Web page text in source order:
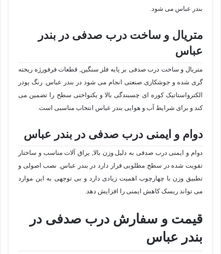
بندر عباس می شود.
متریال و ساخت درب صدفی در بندر
عباس
متریال و ساخت درب صدفی بر پایه فلز سنگین, قطعات فرفورژه ریخته
گری شده و جوشکاری صنعتی انجام می شود در بندر عباس. رنگ پودر
الکترواستاتیک کوره ای چسبندگی بالا و یکنواختی سطح را تضمین می
کند و برای شرایط آب و هوایی بندر عباس انتخاب مناسبی است.
دوام و ایمنی درب صدفی در بندر عباس
دوام و ایمنی درب صدفی به دلیل وزن بالا, یراق آلات مناسب و ساختار
تقویت شده در سطح مطلوبی قرار دارد در بندر عباس. نصب اصولی و
تطبیق وزن با چهارچوب اهمیت زیادی دارد و بی توجهی به این موارد
می تواند ریسک کاهش ایمنی را افزایش دهد.
قیمت و سفارش درب صدفی در
بندر عباس